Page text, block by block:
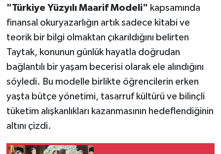
"Türkiye Yüzyılı Maarif Modeli" kapsamında
finansal okuryazarlığın artık sadece kitabi ve
teorik bir bilgi olmaktan çıkarıldığını belirten
Taytak, konunun günlük hayatla doğrudan
bağlantılı bir yaşam becerisi olarak ele alındığını
söyledi. Bu modelle birlikte öğrencilerin erken
yaşta bütçe yönetimi, tasarruf kültürü ve bilinçli
tüketim alışkanlıkları kazanmasının hedeflendiğinin
altını çizdi.